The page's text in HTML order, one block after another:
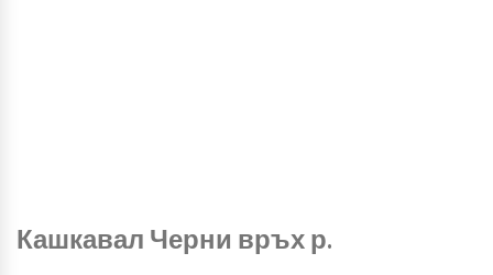
Кашкавал Черни връх р.